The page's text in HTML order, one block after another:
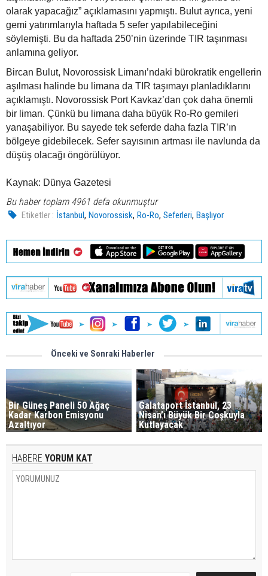
olarak yapacağız” açıklamasını yapmıştı. Bulut ayrıca, yeni
gemi yatırımlarıyla haftada 5 sefer yapılabileceğini
söylemişti. Bu da haftada 250’nin üzerinde TIR taşınması
anlamına geliyor.
Bircan Bulut, Novorossisk Limanı’ndaki bürokratik engellerin
aşılması halinde bu limana da TIR taşımayı planladıklarını
açıklamıştı. Novorossisk Port Kavkaz’dan çok daha önemli
bir liman. Çünkü bu limana daha büyük Ro-Ro gemileri
yanaşabiliyor. Bu sayede tek seferde daha fazla TIR’ın
bölgeye gidebilecek. Sefer sayısının artması ile navlunda da
düşüş olacağı öngörülüyor.
Kaynak: Dünya Gazetesi
Bu haber toplam 4961 defa okunmuştur
Etiketler : İstanbul,Novorossisk,Ro-Ro,Seferleri,Başlıyor
Önceki ve Sonraki Haberler
Bir Güneş Paneli 50 Ağaç
Kadar Karbon Emisyonu
Azaltıyor
Galataport İstanbul, 23
Nisan’ı Büyük Bir Coşkuyla
Kutlayacak
HABERE YORUM KAT